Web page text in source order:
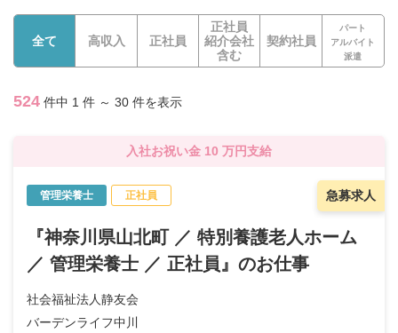
全て 高収入 正社員
正社員
紹介会社
含む
契約社員
パート
アルバイト
派遣
524 件中 1 件 ～ 30 件を表示
入社お祝い金 10 万円支給
急募求人
管理栄養士 正社員
『神奈川県山北町 ／ 特別養護老人ホーム
／ 管理栄養士 ／ 正社員』のお仕事
社会福祉法人静友会
バーデンライフ中川